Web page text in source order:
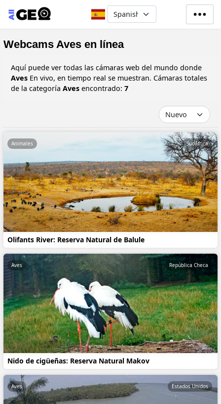
Pasar al contenido principal
Select your language
Webcams Aves en línea
Aquí puede ver todas las cámaras web del mundo donde
Aves En vivo, en tiempo real se muestran. Cámaras totales
de la categoría Aves encontrado: 7
Olifants River: Reserva Natural de Balule
Animales Sudáfrica
Nido de cigüeñas: Reserva Natural Makov
Aves República Checa
Aves Estados Unidos